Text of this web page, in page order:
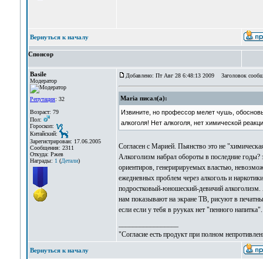
Вернуться к началу
Спонсор
Basile
Модератор
Репутация: 32
Возраст: 79
Пол:
Гороскоп:
Китайский:
Зарегистрирован: 17.06.2005
Сообщения: 2311
Откуда: Ржев
Награды: 1 (Детали)
Добавлено: Пт Авг 28 6:48:13 2009 Заголовок
Maria писал(а):
Извините, но профессор мелет чушь,
алкоголя! Нет алкоголя, нет химической
Cогласен с Марией. Пьянство это не
Алкоголизм набрал обороты в последние
ориентиров, генеририруемых властью,
ежедневных проблем через алкоголь и
подростковый-юношеский-девичий алкоголизм.
нам показывают на экране ТВ, рисуют в
если если у тебя в рууках нет "пенного
"Согласие есть продукт при полном
Вернуться к началу